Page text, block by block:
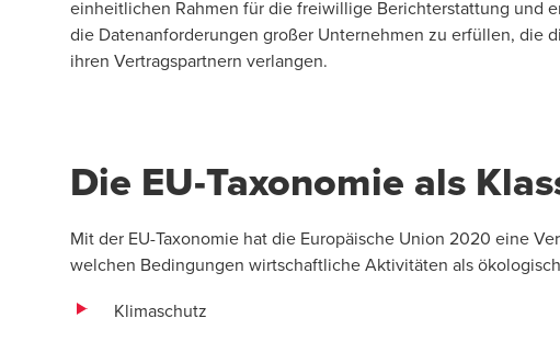
einheitlichen Rahmen für die freiwillige Berichterstattung und
die Datenanforderungen großer Unternehmen zu erfüllen, die
ihren Vertragspartnern verlangen.
Die EU-Taxonomie als
Mit der EU-Taxonomie hat die Europäische Union 2020 eine
welchen Bedingungen wirtschaftliche Aktivitäten als
Klimaschutz